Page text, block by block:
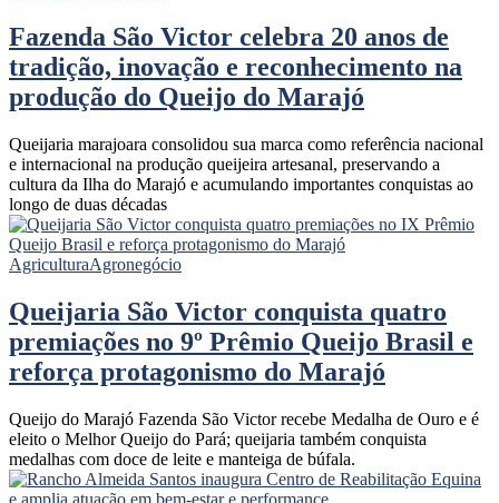
Fazenda São Victor celebra 20 anos de
tradição, inovação e reconhecimento na
produção do Queijo do Marajó
Queijaria marajoara consolidou sua marca como referência nacional
e internacional na produção queijeira artesanal, preservando a
cultura da Ilha do Marajó e acumulando importantes conquistas ao
longo de duas décadas
AgriculturaAgronegócio
Queijaria São Victor conquista quatro
premiações no 9º Prêmio Queijo Brasil e
reforça protagonismo do Marajó
Queijo do Marajó Fazenda São Victor recebe Medalha de Ouro e é
eleito o Melhor Queijo do Pará; queijaria também conquista
medalhas com doce de leite e manteiga de búfala.